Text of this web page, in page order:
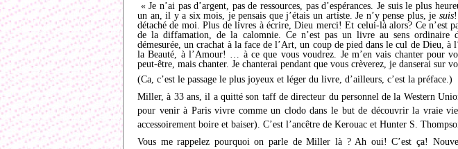
« Je n’ai pas d’argent, pas de ressources, pas d’espérances. Je suis le plus
un an, il y a six mois, je pensais que j’étais un artiste. Je n’y pense plus, je suis!
détaché de moi. Plus de livres à écrire, Dieu merci! Et celui-là alors? Ce n’est
de la diffamation, de la calomnie. Ce n’est pas un livre au sens ordinaire
démesurée, un crachat à la face de l’Art, un coup de pied dans le cul de Dieu, à
la Beauté, à l’Amour! … à ce que vous voudrez. Je m’en vais chanter pour
peut-être, mais chanter. Je chanterai pendant que vous crèverez, je danserai sur
(Ca, c’est le passage le plus joyeux et léger du livre, d’ailleurs, c’est la préface.)
Miller, à 33 ans, il a quitté son taff de directeur du personnel de la Western
pour venir à Paris vivre comme un clodo dans le but de découvrir la vraie
accessoirement boire et baiser). C’est l’ancêtre de Kerouac et Hunter S.
Vous me rappelez pourquoi on parle de Miller là ? Ah oui! C’est ça!